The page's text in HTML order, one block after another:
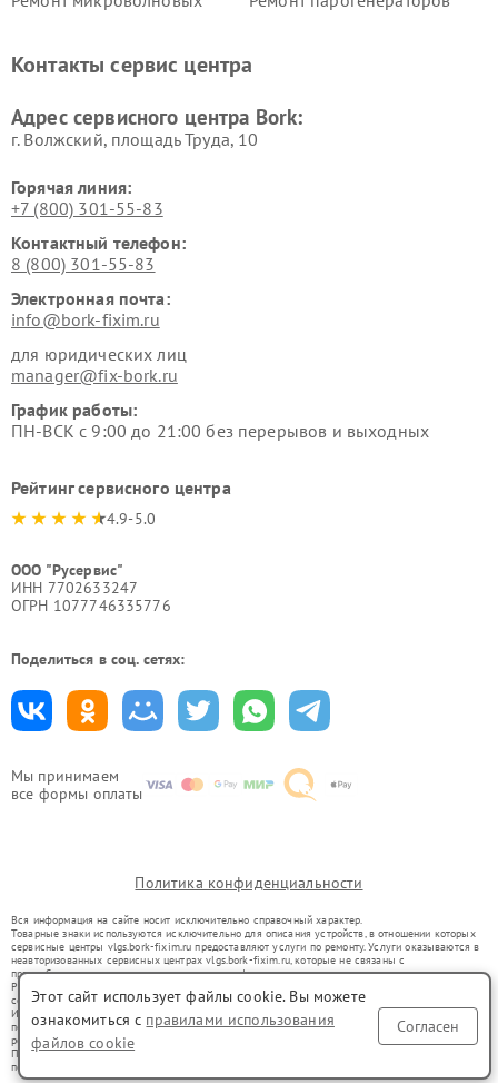
Мы принимаем
все формы оплаты
воздуха Bork
Bork
Bork
Контакты сервис центра
Адрес сервисного центра Bork:
г. Волжский, площадь Труда, 10
Горячая линия:
+7 (800) 301-55-83
Контактный телефон:
8 (800) 301-55-83
Электронная почта:
info@bork-fixim.ru
для юридических лиц
manager@fix-bork.ru
График работы:
ПН-ВСК с 9:00 до 21:00 без перерывов и выходных
Рейтинг сервисного центра
4.9-5.0
ООО "Русервис"
ИНН 7702633247
ОГРН 1077746335776
Поделиться в соц. сетях:
Политика конфиденциальности
Вся информация на сайте носит исключительно справочный характер.
Товарные знаки используются исключительно для описания устройств, в отношении которых
сервисные центры vlgs.bork-fixim.ru предоставляют услуги по ремонту. Услуги оказываются в
неавторизованных сервисных центрах vlgs.bork-fixim.ru, которые не связаны с
правообладателями товарных знаков или их официальными представителями.
Ремонт осуществляется для устройств, уже введенных в гражданский оборот в соответствии
со статьей 1487 ГК РФ.
Использование товарных знаков не преследует цели индивидуализации услуг или введения
потребителей в заблуждение, а служит для информирования о предоставляемых услугах по
ремонту техники указанных брендов.
Представленная на сайте информация не является публичной офертой, определяемой
положениями Статьи 437(2) Гражданского кодекса РФ
Этот сайт использует файлы cookie. Вы можете
ознакомиться с правилами использования
файлов cookie
Согласен